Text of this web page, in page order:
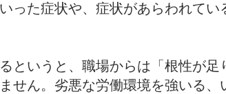
った症状や、症状があらわれて
というと、職場からは「根性が
せん。劣悪な労働環境を強いる、